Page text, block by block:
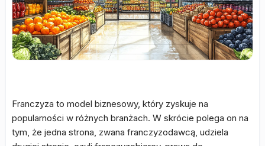
Franczyza to model biznesowy, który zyskuje na
popularności w różnych branżach. W skrócie polega on na
tym, że jedna strona, zwana franczyzodawcą, udziela